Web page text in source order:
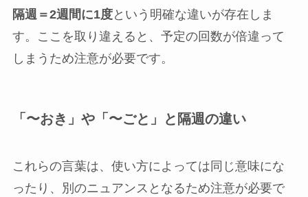
隔週＝2週間に1度という明確な違いが存在しま
す。ここを取り違えると、予定の回数が倍違って
しまうため注意が必要です。
「〜おき」や「〜ごと」と隔週の違い
これらの言葉は、使い方によっては同じ意味にな
ったり、別のニュアンスとなるため注意が必要で